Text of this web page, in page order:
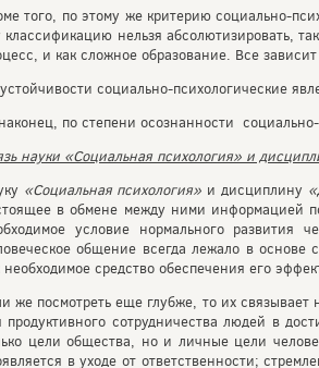
того, по этому же критерию социально-
классификацию нельзя абсолютизировать,
и как сложное образование. Все
социально-психологические
по степени осознанности
науки «Социальная психология» и
«Социальная психология» и дисциплину
в обмене между ними информацией
условие нормального развития
общение всегда лежало в
необходимое средство обеспечения его
же посмотреть еще глубже, то их
продуктивного сотрудничества людей в
цели общества, но и личные цели
в уходе от ответственности;